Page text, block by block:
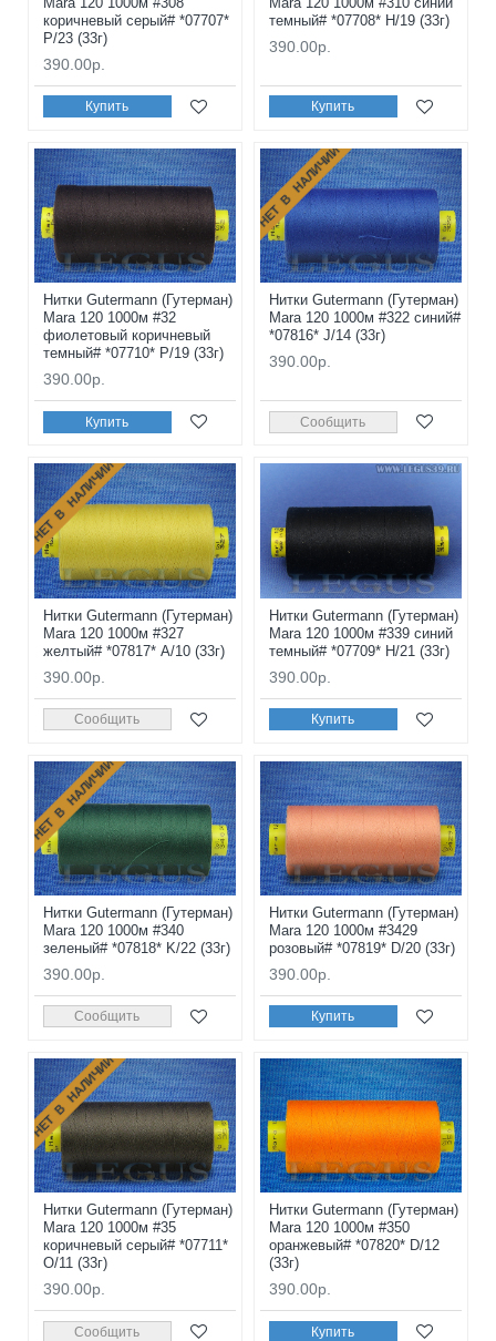
коричневый серый# *07707*
P/23 (33г)
390.00р.
Купить
темный# *07708* H/19 (33г)
390.00р.
Купить
Нитки Gutermann (Гутерман)
Mara 120 1000м #32
фиолетовый коричневый
темный# *07710* P/19 (33г)
390.00р.
Купить
НЕТ В НАЛИЧИИ
Нитки Gutermann (Гутерман)
Mara 120 1000м #322 синий#
*07816* J/14 (33г)
390.00р.
Сообщить
НЕТ В НАЛИЧИИ
Нитки Gutermann (Гутерман)
Mara 120 1000м #327
желтый# *07817* A/10 (33г)
390.00р.
Сообщить
Нитки Gutermann (Гутерман)
Mara 120 1000м #339 синий
темный# *07709* H/21 (33г)
390.00р.
Купить
НЕТ В НАЛИЧИИ
Нитки Gutermann (Гутерман)
Mara 120 1000м #340
зеленый# *07818* K/22 (33г)
390.00р.
Сообщить
Нитки Gutermann (Гутерман)
Mara 120 1000м #3429
розовый# *07819* D/20 (33г)
390.00р.
Купить
НЕТ В НАЛИЧИИ
Нитки Gutermann (Гутерман)
Mara 120 1000м #35
коричневый серый# *07711*
O/11 (33г)
390.00р.
Сообщить
Нитки Gutermann (Гутерман)
Mara 120 1000м #350
оранжевый# *07820* D/12
(33г)
390.00р.
Купить